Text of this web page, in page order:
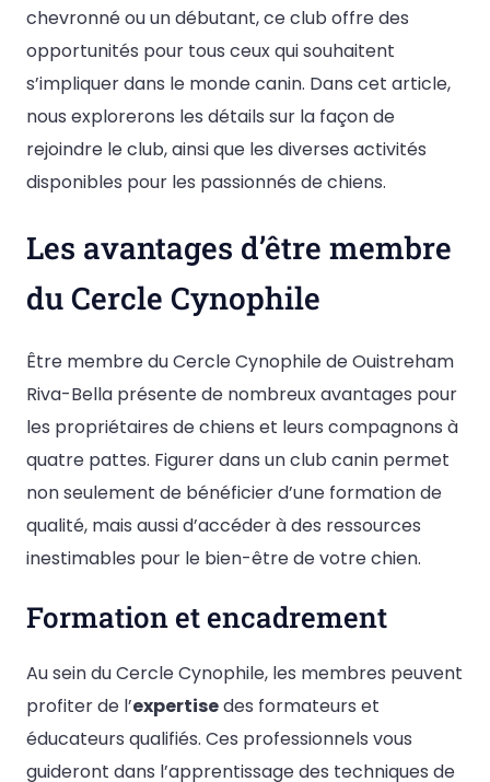
chevronné ou un débutant, ce club offre des
opportunités pour tous ceux qui souhaitent
s’impliquer dans le monde canin. Dans cet article,
nous explorerons les détails sur la façon de
rejoindre le club, ainsi que les diverses activités
disponibles pour les passionnés de chiens.
Les avantages d’être membre
du Cercle Cynophile
Être membre du Cercle Cynophile de Ouistreham
Riva-Bella présente de nombreux avantages pour
les propriétaires de chiens et leurs compagnons à
quatre pattes. Figurer dans un club canin permet
non seulement de bénéficier d’une formation de
qualité, mais aussi d’accéder à des ressources
inestimables pour le bien-être de votre chien.
Formation et encadrement
Au sein du Cercle Cynophile, les membres peuvent
profiter de l’expertisedes formateurs et
éducateurs qualifiés. Ces professionnels vous
guideront dans l’apprentissage des techniques de